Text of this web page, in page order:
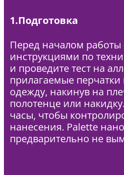
1.Подготовка
Перед началом работы
инструкциями по
и проведите тест на
прилагаемые
одежду, накинув на
полотенце или
часы, чтобы
нанесения. Palette
предварительно не